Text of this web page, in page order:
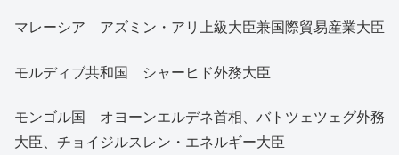
マレーシア アズミン・アリ上級大臣兼国際貿易産業大臣
モルディブ共和国 シャーヒド外務大臣
モンゴル国 オヨーンエルデネ首相、バトツェツェグ外務
大臣、チョイジルスレン・エネルギー大臣